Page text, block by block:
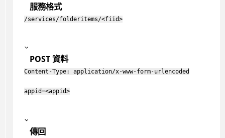
服務格式
/services/folderitems/<fiid>
POST 資料
Content-Type: application/x-www-form-urlencoded
appid=<appid>
傳回